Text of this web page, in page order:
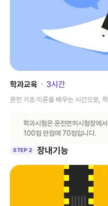
학과교육 ･ 3시간
운전 기초 이론을 배우는 시간으로,
학과시험은 운전면허시험장에
100점 만점에 70점입니다.
STEP 2 장내기능